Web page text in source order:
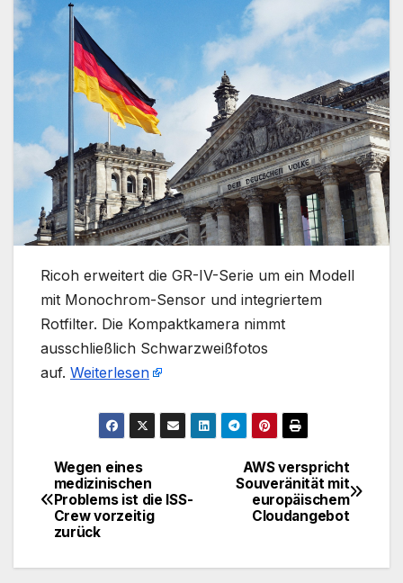
​Ricoh erweitert die GR-IV-Serie um ein Modell
mit Monochrom-Sensor und integriertem
Rotfilter. Die Kompaktkamera nimmt
ausschließlich Schwarzweißfotos
auf. Weiterlesen
BeitragsnavigationAWS verspricht
Souveränität mit
europäischem
Cloudangebot
Wegen eines
medizinischen
Problems ist die ISS-
Crew vorzeitig
zurück